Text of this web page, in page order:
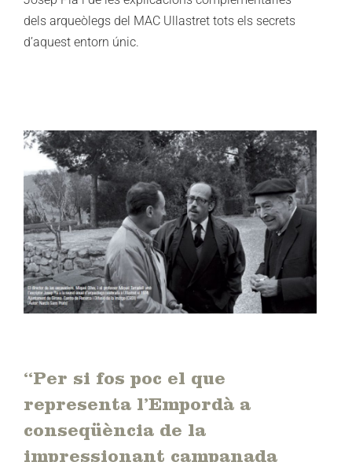
dels arqueòlegs del MAC Ullastret tots els secrets
d’aquest entorn únic.
“Per si fos poc el que
representa l’Empordà a
conseqüència de la